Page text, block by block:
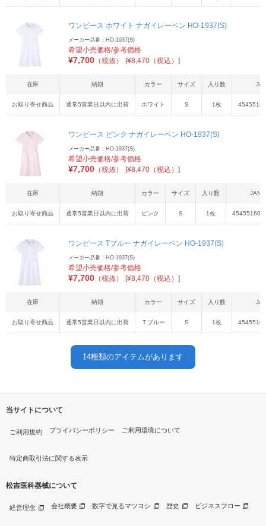
ワンピース ホワイト ナガイレーベン HO-1937(S)
メーカー品番：HO-1937(S)
希望小売価格/参考価格
¥7,700 （税抜） [¥8,470（税込）]
在庫 納期 カラー サイズ 入り数
お取り寄せ商品 通常5営業日以内に出荷 ホワイト S 1枚
ワンピース ピンク ナガイレーベン HO-1937(S)
メーカー品番：HO-1937(S)
希望小売価格/参考価格
¥7,700 （税抜） [¥8,470（税込）]
在庫 納期 カラー サイズ 入り数 JAN
お取り寄せ商品 通常5営業日以内に出荷 ピンク S 1枚
ワンピース Tブルー ナガイレーベン HO-1937(S)
メーカー品番：HO-1937(S)
希望小売価格/参考価格
¥7,700 （税抜） [¥8,470（税込）]
在庫 納期 カラー サイズ 入り数
お取り寄せ商品 通常5営業日以内に出荷 Ｔブルー S 1枚
14種類のアイテムがあります
当サイトについて
ご利用規約 プライバシーポリシー ご利用環境について
特定商取引法に関する表示
松吉医科器械について
経営理念 会社概要 数字で見るマツヨシ 歴史 ビジネスフロー